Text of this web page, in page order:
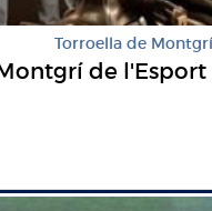
Torroella de Montgrí
de l'Esport